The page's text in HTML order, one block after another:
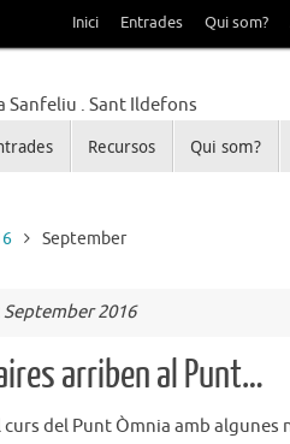
Inici Entrades Qui som?
Sanfeliu . Sant
Recursos Qui som?
September
September 2016
arriben al Punt…
curs del Punt Òmnia amb